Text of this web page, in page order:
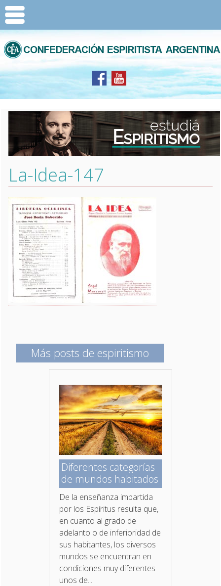
La-Idea-147
Más posts de espiritismo
Diferentes categorías
de mundos habitados
De la enseñanza impartida
por los Espíritus resulta que,
en cuanto al grado de
adelanto o de inferioridad de
sus habitantes, los diversos
mundos se encuentran en
condiciones muy diferentes
unos de...